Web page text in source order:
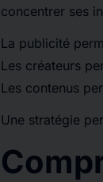
concentrer ses
La publicité
Les créateurs
Les contenus
Une stratégie